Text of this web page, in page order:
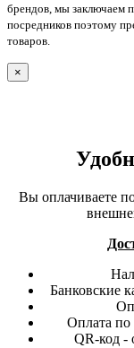
брендов, мы заключаем
посредников поэтому
товаров.
×
Вы оплачиваете
Банковские
Оплата
QR-код -